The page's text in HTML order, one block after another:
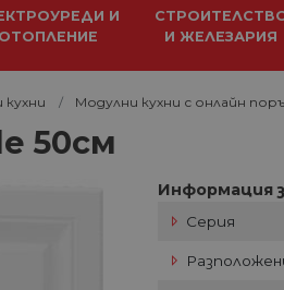
И
ОТОПЛЕНИЕ
И ЖЕЛЕЗАРИЯ
кухни Модулни кухни с онлайн
50см
Информация
Серия